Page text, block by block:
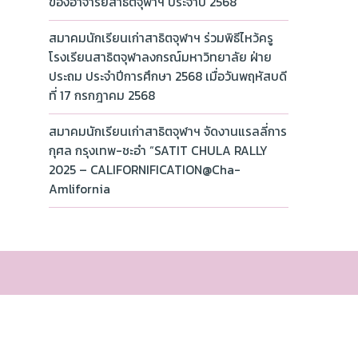
สมาคมนักเรียนเก่าสาธิตจุฬาฯ ร่วมพิธีไหว้ครู
โรงเรียนสาธิตจุฬาลงกรณ์มหาวิทยาลัย ฝ่าย
ประถม ประจำปีการศึกษา 2568 เมื่อวันพฤหัสบดี
ที่ 17 กรกฎาคม 2568
สมาคมนักเรียนเก่าสาธิตจุฬาฯ จัดงานแรลลี่การ
กุศล กรุงเทพ-ชะอำ “SATIT CHULA RALLY
2025 – CALIFORNIFICATION@Cha-
Amlifornia